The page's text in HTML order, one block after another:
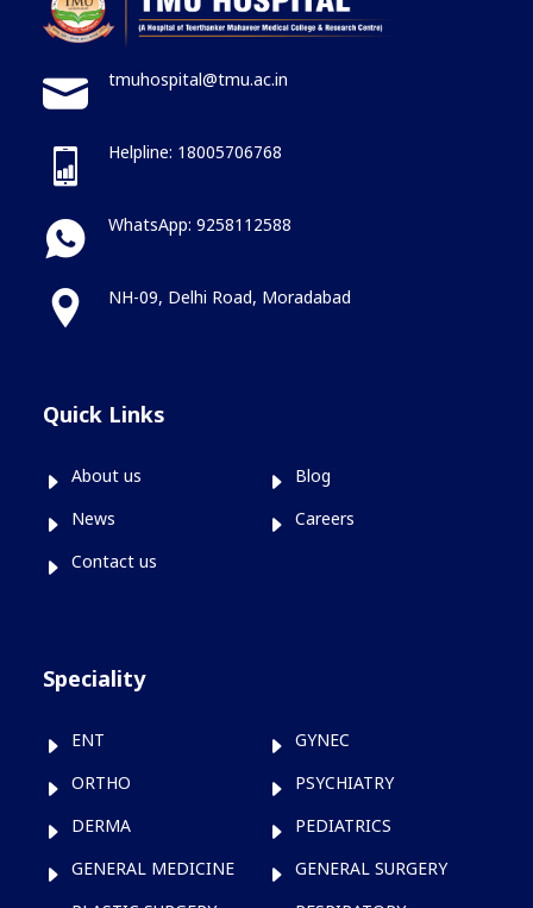
tmuhospital@tmu.ac.in
Helpline: 18005706768
WhatsApp: 9258112588
NH-09, Delhi Road, Moradabad
Quick Links
About us
Blog
News
Careers
Contact us
Speciality
ENT
GYNEC
ORTHO
PSYCHIATRY
DERMA
PEDIATRICS
GENERAL MEDICINE
GENERAL SURGERY